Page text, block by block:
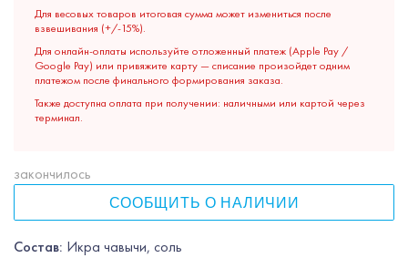
Для весовых товаров итоговая сумма может измениться после
взвешивания (+/-15%).
Для онлайн-оплаты используйте отложенный платеж (Apple Pay /
Google Pay) или привяжите карту — списание произойдет одним
платежом после финального формирования заказа.
Также доступна оплата при получении: наличными или картой через
терминал.
Состав: Икра чавычи, соль
закончилось
СООБЩИТЬ О НАЛИЧИИ